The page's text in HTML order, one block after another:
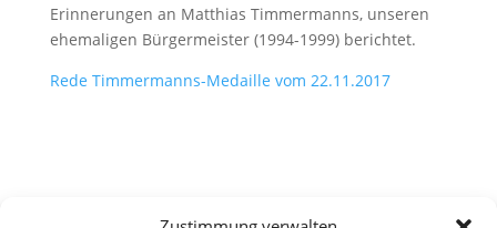
Erinnerungen an Matthias Timmermanns, unseren
ehemaligen Bürgermeister (1994-1999) berichtet.
Rede Timmermanns-Medaille vom 22.11.2017